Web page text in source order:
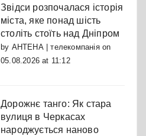
Звідси розпочалася історія
міста, яке понад шість
століть стоїть над Дніпром
by АНТЕНА | телекомпаніяon
05.08.2026 at 11:12
Дорожнє танго: Як стара
вулиця в Черкасах
народжується наново